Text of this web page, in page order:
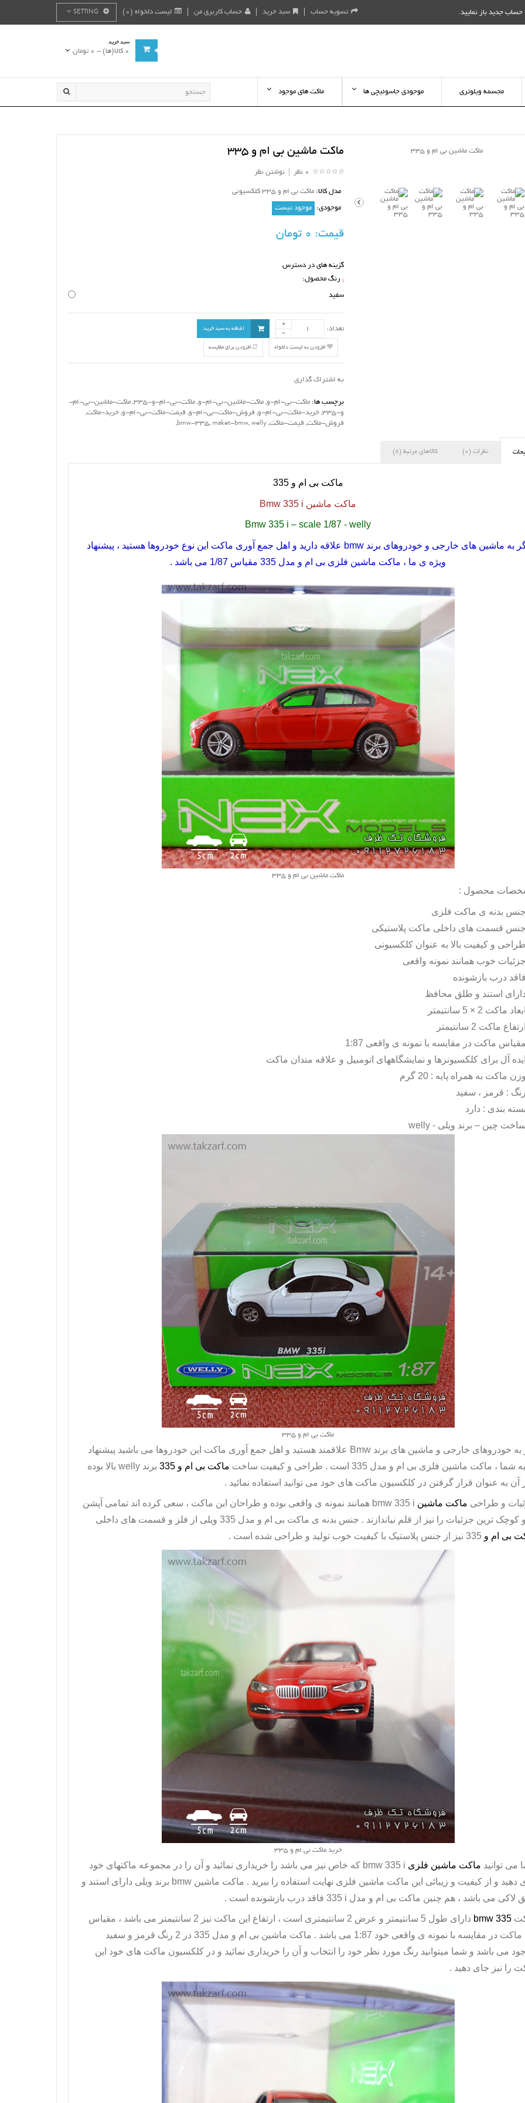
حساب جدید باز نمایید. لیست دلخواه (0) حساب کاربری من سبد خرید تسویه حساب SETTING
سبد خرید
0 کالا(ها) - 0 تومان
مجسمه ویلوتری موجودی جاسوئیچی ها ماکت های موجود
ماکت ماشین بی ام و 335
0 نظر |نوشتن نظر
مدل کالا: ماکت بی ام و 335 کلکسیونی
موجودی: موجود نیست
قیمت:
گزینه های در دسترس
* رنگ محصول:
سفید
تعداد: اضافه به سبد خرید
افزودن به لیست دلخواه افزودن برای مقایسه
به اشتراک گذاری
برچسب ها: ماکت-بی-ام-و,ماکت-ماشین-بی-ام-و,ماکت-بی-ام-و-335 ,ماکت-ماشین-بی-ام-
و-335
,خرید-ماکت-بی-ام-و, فروش-ماکت-بی-ام-و, قیمت-ماکت-بی-ام-و,خرید-ماکت,
فروش-ماکت, قیمت-ماکت,
bmw-335, maket-bmw, welly
,
نظرات (0) کالاهای مرتبط (8)
ماکت بی ام و335
ماکت ماشین Bmw 335 i
Bmw 335 i – scale 1/87 - welly
به ماشین های خارجی و خودروهای برند bmw علاقه دارید و اهل جمع آوری ماکت این نوع خودروها هستید ، پیشنهاد
ویژه ی ما ، ماکت ماشین فلزی بی ام و مدل 335 مقیاس 1/87 می باشد .
ماکت ماشین بی ام و 335
محصول :
جنس بدنه ی ماکت فلزی
جنس قسمت های داخلی ماکت پلاستیکی
طراحی و کیفیت بالا به عنوان کلکسیونی
جزئیات خوب همانند نمونه واقعی
فاقد درب بازشونده
دارای استند و طلق محافظ
ابعاد ماکت 2 × 5 سانتیمتر
ارتفاع ماکت 2 سانتیمتر
مقیاس ماکت در مقایسه با نمونه ی واقعی 1:87
ایده آل برای کلکسیونرها و نمایشگاههای اتومبیل و علاقه مندان ماکت
وزن ماکت به همراه پایه : 20 گرم
رنگ : قرمز ، سفید
بسته بندی : دارد
ساخت چین – برند ویلی -welly
ماکت بی ام و 335
به خودروهای خارجی و ماشین های برندBmw علاقمند هستید و اهل جمع آوری ماکت این خودروها می باشید پیشنهاد
شما ، ماکت ماشین فلزی بی ام و مدل 335 است . طراحی و کیفیت ساخت ماکت بی ام و335 برندwelly بالا بوده
آن به عنوان قرار گرفتن در کلکسیون ماکت های خود می توانید استفاده نمائید .
و طراحی ماکت ماشین bmw 335 i همانند نمونه ی واقعی بوده و طراحان این ماکت ، سعی کرده اند تمامی آپشن
کوچک ترین جزئیات را نیز از قلم نیاندازند . جنس بدنه ی ماکت بی ام و مدل 335 ویلی از فلز و قسمت های داخلی
بی ام و 335 نیز از جنس پلاستیک با کیفیت خوب تولید و طراحی شده است .
خرید ماکت بی ام و 335
می توانید ماکت ماشین فلزی bmw 335 i که خاص نیز می باشد را خریداری نمائید و آن را در مجموعه ماکتهای خود
دهید و از کیفیت و زیبائی این ماکت ماشین فلزی نهایت استفاده را ببرید . ماکت ماشینbmw برند ویلی دارای استند و
لاکی می باشد ، هم چنین ماکت بی ام و مدل 335 i فاقد درب بازشونده است .
bmw 335
دارای طول 5 سانتیمتر و عرض 2 سانتیمتری است ، ارتفاع این ماکت نیز 2 سانتیمتر می باشد ، مقیاس
ماکت در مقایسه با نمونه ی واقعی خود 1:87 می باشد .
ماکت ماشین بی ام و
مدل 335 در 2 رنگ قرمز و سفید
می باشد و شما میتوانید رنگ مورد نظر خود را انتخاب و آن را خریداری نمائید و در کلکسیون ماکت های خود این
را نیز جای دهید .